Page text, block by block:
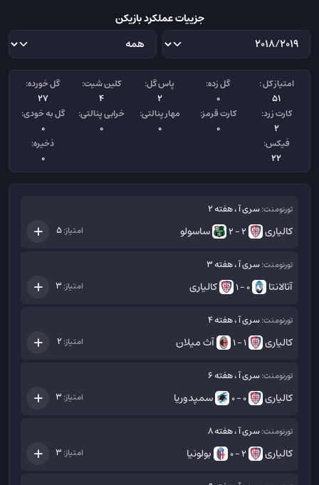
جزییات عملکرد بازیکن
امتیاز کل :
51
گل زده:
0
پاس گل:
2
کلین شیت:
4
گل خورده:
27
کارت زرد:
2
کارت قرمز:
0
مهار پنالتی:
0
خرابی پنالتی:
0
گل به خودی:
0
فیکس:
22
ذخیره:
0
تورنومنت:سری آ ، هفته 2
کالیاری 2 - 2 ساسولو امتیاز:5
تورنومنت:سری آ ، هفته 3
آتالانتا 0 - 1 کالیاری امتیاز: 3
تورنومنت:سری آ ، هفته 4
کالیاری 1 - 1 آث میلان امتیاز: 2
تورنومنت:سری آ ، هفته 6
کالیاری 0 - 0 سمپدوریا امتیاز: 3
تورنومنت:سری آ ، هفته 8
کالیاری 2 - 0 بولونیا امتیاز: 3